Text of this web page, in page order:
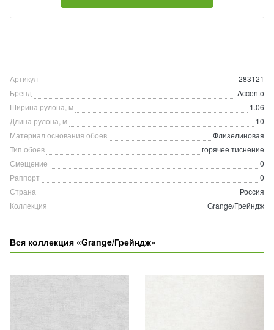
Артикул
283121
Бренд
Accento
Ширина рулона, м
1.06
Длина рулона, м
10
Материал основания обоев
Флизелиновая
Тип обоев
горячее тиснение
Смещение
0
Раппорт
0
Страна
Россия
Коллекция
Grange/Грейндж
Вся коллекция «Grange/Грейндж»